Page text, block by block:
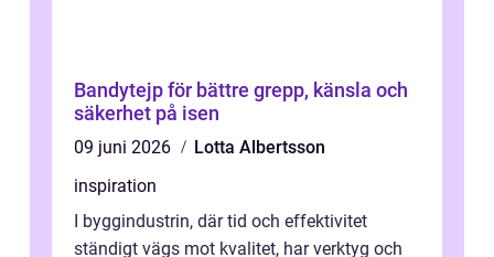
Bandytejp för bättre grepp, känsla och
säkerhet på isen
09 juni 2026
Lotta Albertsson
inspiration
I byggindustrin, där tid och effektivitet
ständigt vägs mot kvalitet, har verktyg och